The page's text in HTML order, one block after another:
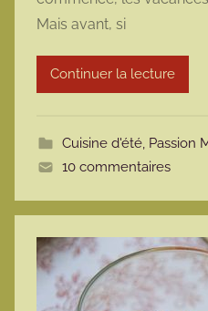
m
r
m
t
e
Mais avant, si
Continuer la lecture
Cuisine d'été, Passion
10 commentaires